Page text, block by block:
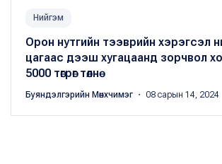
Нийгэм
Орон нутгийн тээврийн хэрэгсэл
цагаас дээш хугацаанд зорчвол
5000 төгрөг төлнө
Буяндэлгэрийн Мөнхчимэг ・ 08 сарын 14, 2024